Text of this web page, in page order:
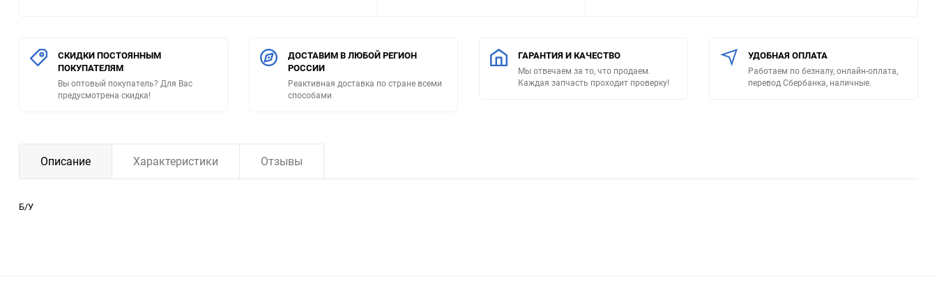
СКИДКИ ПОСТОЯННЫМ
ПОКУПАТЕЛЯМ
Вы оптовый покупатель? Для Вас
предусмотрена скидка!
ДОСТАВИМ В ЛЮБОЙ РЕГИОН
РОССИИ
Реактивная доставка по стране всеми
способами
ГАРАНТИЯ И КАЧЕСТВО
Мы отвечаем за то, что продаем.
Каждая запчасть проходит проверку!
УДОБНАЯ ОПЛАТА
Работаем по безналу, онлайн-оплата,
перевод Сбербанка, наличные.
Описание Характеристики Отзывы
Б/У